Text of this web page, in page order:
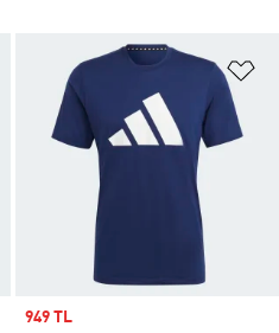
Favori Listesine Ekle
Sale price
949 TL